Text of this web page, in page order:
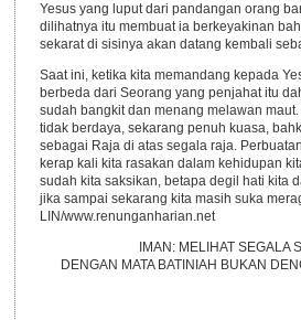
Yesus yang luput dari pandangan orang
dilihatnya itu membuat ia berkeyakinan
sekarat di sisinya akan datang kembali
Saat ini, ketika kita memandang kepada
berbeda dari Seorang yang penjahat itu
sudah bangkit dan menang melawan
tidak berdaya, sekarang penuh kuasa,
sebagai Raja di atas segala raja.
kerap kali kita rasakan dalam kehidupan
sudah kita saksikan, betapa degil hati kita
jika sampai sekarang kita masih suka
LIN/www.renunganharian.net
IMAN: MELIHAT SEGALA
DENGAN MATA BATINIAH BUKAN